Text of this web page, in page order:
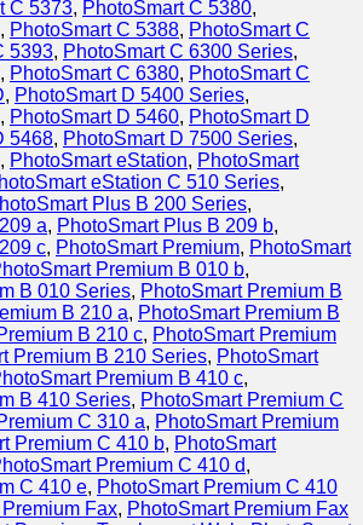
C 5373, PhotoSmart C 5380,
, PhotoSmart C 5388, PhotoSmart C
5393, PhotoSmart C 6300 Series,
, PhotoSmart C 6380, PhotoSmart C
, PhotoSmart D 5400 Series,
, PhotoSmart D 5460, PhotoSmart D
5468, PhotoSmart D 7500 Series,
, PhotoSmart eStation, PhotoSmart
eStation C 510 Series,
Plus B 200 Series,
a, PhotoSmart Plus B 209 b,
c, PhotoSmart Premium, PhotoSmart
Premium B 010 b,
B 010 Series, PhotoSmart Premium B
B 210 a, PhotoSmart Premium B
B 210 c, PhotoSmart Premium
Premium B 210 Series, PhotoSmart
Premium B 410 c,
B 410 Series, PhotoSmart Premium C
C 310 a, PhotoSmart Premium
Premium C 410 b, PhotoSmart
Premium C 410 d,
C 410 e, PhotoSmart Premium C 410
Fax, PhotoSmart Premium Fax